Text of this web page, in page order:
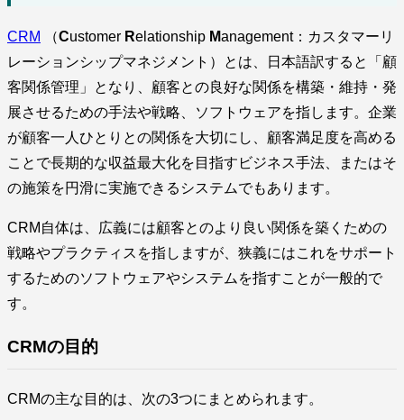
CRM （Customer Relationship Management：カスタマーリ
レーションシップマネジメント）とは、日本語訳すると「顧
客関係管理」となり、顧客との良好な関係を構築・維持・発
展させるための手法や戦略、ソフトウェアを指します。企業
が顧客一人ひとりとの関係を大切にし、顧客満足度を高める
ことで長期的な収益最大化を目指すビジネス手法、またはそ
の施策を円滑に実施できるシステムでもあります。
CRM自体は、広義には顧客とのより良い関係を築くための
戦略やプラクティスを指しますが、狭義にはこれをサポート
するためのソフトウェアやシステムを指すことが一般的で
す。
CRMの目的
CRMの主な目的は、次の3つにまとめられます。